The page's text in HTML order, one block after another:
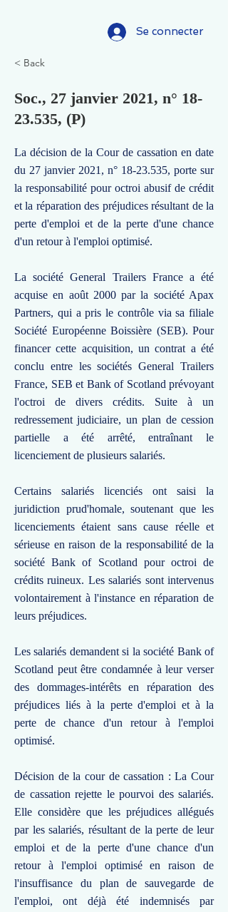
Se connecter
< Back
Soc., 27 janvier 2021, n° 18-
23.535, (P)
La décision de la Cour de cassation en date
du 27 janvier 2021, n° 18-23.535, porte sur
la responsabilité pour octroi abusif de crédit
et la réparation des préjudices résultant de la
perte d'emploi et de la perte d'une chance
d'un retour à l'emploi optimisé.
La société General Trailers France a été
acquise en août 2000 par la société Apax
Partners, qui a pris le contrôle via sa filiale
Société Européenne Boissière (SEB). Pour
financer cette acquisition, un contrat a été
conclu entre les sociétés General Trailers
France, SEB et Bank of Scotland prévoyant
l'octroi de divers crédits. Suite à un
redressement judiciaire, un plan de cession
partielle a été arrêté, entraînant le
licenciement de plusieurs salariés.
Certains salariés licenciés ont saisi la
juridiction prud'homale, soutenant que les
licenciements étaient sans cause réelle et
sérieuse en raison de la responsabilité de la
société Bank of Scotland pour octroi de
crédits ruineux. Les salariés sont intervenus
volontairement à l'instance en réparation de
leurs préjudices.
Les salariés demandent si la société Bank of
Scotland peut être condamnée à leur verser
des dommages-intérêts en réparation des
préjudices liés à la perte d'emploi et à la
perte de chance d'un retour à l'emploi
optimisé.
Décision de la cour de cassation : La Cour
de cassation rejette le pourvoi des salariés.
Elle considère que les préjudices allégués
par les salariés, résultant de la perte de leur
emploi et de la perte d'une chance d'un
retour à l'emploi optimisé en raison de
l'insuffisance du plan de sauvegarde de
l'emploi, ont déjà été indemnisés par